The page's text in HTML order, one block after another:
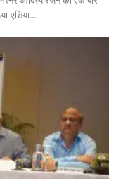
एशिया...